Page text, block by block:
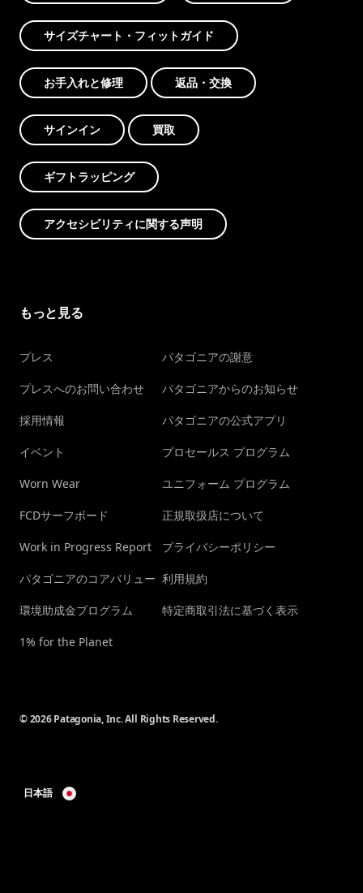
サイズチャート・フィットガイド
お手入れと修理 返品・交換
サインイン 買取
ギフトラッピング
アクセシビリティに関する声明
もっと見る
プレス
プレスへのお問い合わせ
採用情報
イベント
Worn Wear
FCDサーフボード
Work in Progress Report
パタゴニアのコアバリュー
環境助成金プログラム
1% for the Planet
パタゴニアの謝意
パタゴニアからのお知らせ
パタゴニアの公式アプリ
プロセールス プログラム
ユニフォーム プログラム
正規取扱店について
プライバシーポリシー
利用規約
特定商取引法に基づく表示
© 2026 Patagonia, Inc. All Rights Reserved.
日本語